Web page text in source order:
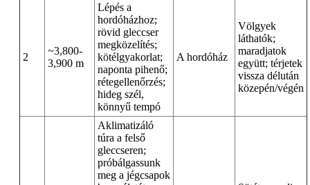
2
~3,800-
3,900 m
Lépés a
hordóházhoz;
rövid gleccser
megközelítés;
kötélgyakorlat;
naponta pihenő;
rétegellenőrzés;
hideg szél,
könnyű tempó
A hordóház
Völgyek
láthatók;
maradjatok
együtt; térjetek
vissza délután
közepén/végén
Aklimatizáló
túra a felső
gleccseren;
próbálgassunk
meg a jégcsapok